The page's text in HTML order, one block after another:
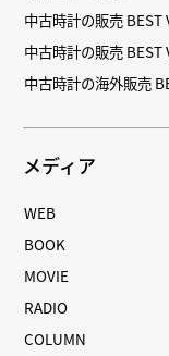
中古時計の販売 BEST
中古時計の販売 BEST
中古時計の海外販売
メディア
WEB
BOOK
MOVIE
RADIO
COLUMN